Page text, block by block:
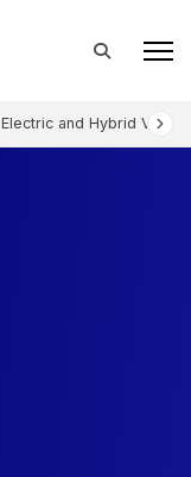
Electric and Hybrid